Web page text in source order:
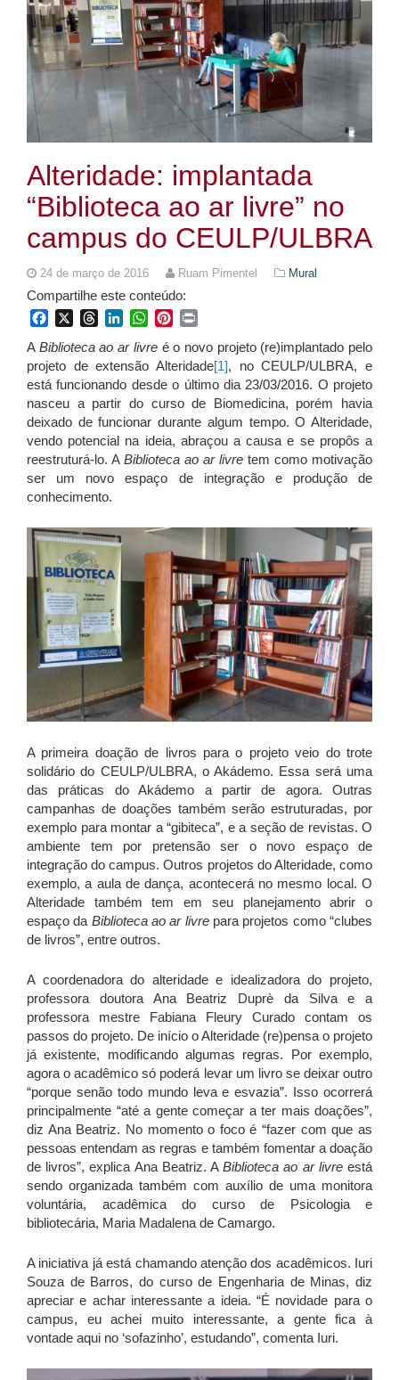
Alteridade: implantada
“Biblioteca ao ar livre” no
campus do CEULP/ULBRA
24 de março de 2016 Ruam Pimentel Mural
Compartilhe este conteúdo:
FacebookThreadsLinkedInWhatsApp
Pinterest
A Biblioteca ao ar livreé o novo projeto (re)implantado pelo
projeto de extensão Alteridade[1], no CEULP/ULBRA, e
está funcionando desde o último dia 23/03/2016. O projeto
nasceu a partir do curso de Biomedicina, porém havia
deixado de funcionar durante algum tempo. O Alteridade,
vendo potencial na ideia, abraçou a causa e se propôs a
reestruturá-lo. A Biblioteca ao ar livre tem como motivação
ser um novo espaço de integração e produção de
conhecimento.
A primeira doação de livros para o projeto veio do trote
solidário do CEULP/ULBRA, o Akádemo. Essa será uma
das práticas do Akádemo a partir de agora. Outras
campanhas de doações também serão estruturadas, por
exemplo para montar a “gibiteca”, e a seção de revistas. O
ambiente tem por pretensão ser o novo espaço de
integração do campus. Outros projetos do Alteridade, como
exemplo, a aula de dança, acontecerá no mesmo local. O
Alteridade também tem em seu planejamento abrir o
espaço da Biblioteca ao ar livrepara projetos como “clubes
de livros”, entre outros.
A coordenadora do alteridade e idealizadora do projeto,
professora doutora Ana Beatriz Duprè da Silva e a
professora mestre Fabiana Fleury Curado contam os
passos do projeto. De início o Alteridade (re)pensa o projeto
já existente, modificando algumas regras. Por exemplo,
agora o acadêmico só poderá levar um livro se deixar outro
“porque senão todo mundo leva e esvazia”. Isso ocorrerá
principalmente “até a gente começar a ter mais doações”,
diz Ana Beatriz. No momento o foco é “fazer com que as
pessoas entendam as regras e também fomentar a doação
de livros”, explica Ana Beatriz. ABiblioteca ao ar livreestá
sendo organizada também com auxílio de uma monitora
voluntária, acadêmica do curso de Psicologia e
bibliotecária, Maria Madalena de Camargo.
A iniciativa já está chamando atenção dos acadêmicos. Iuri
Souza de Barros, do curso de Engenharia de Minas, diz
apreciar e achar interessante a ideia. “É novidade para o
campus, eu achei muito interessante, a gente fica à
vontade aqui no ‘sofazinho’, estudando”, comenta Iuri.